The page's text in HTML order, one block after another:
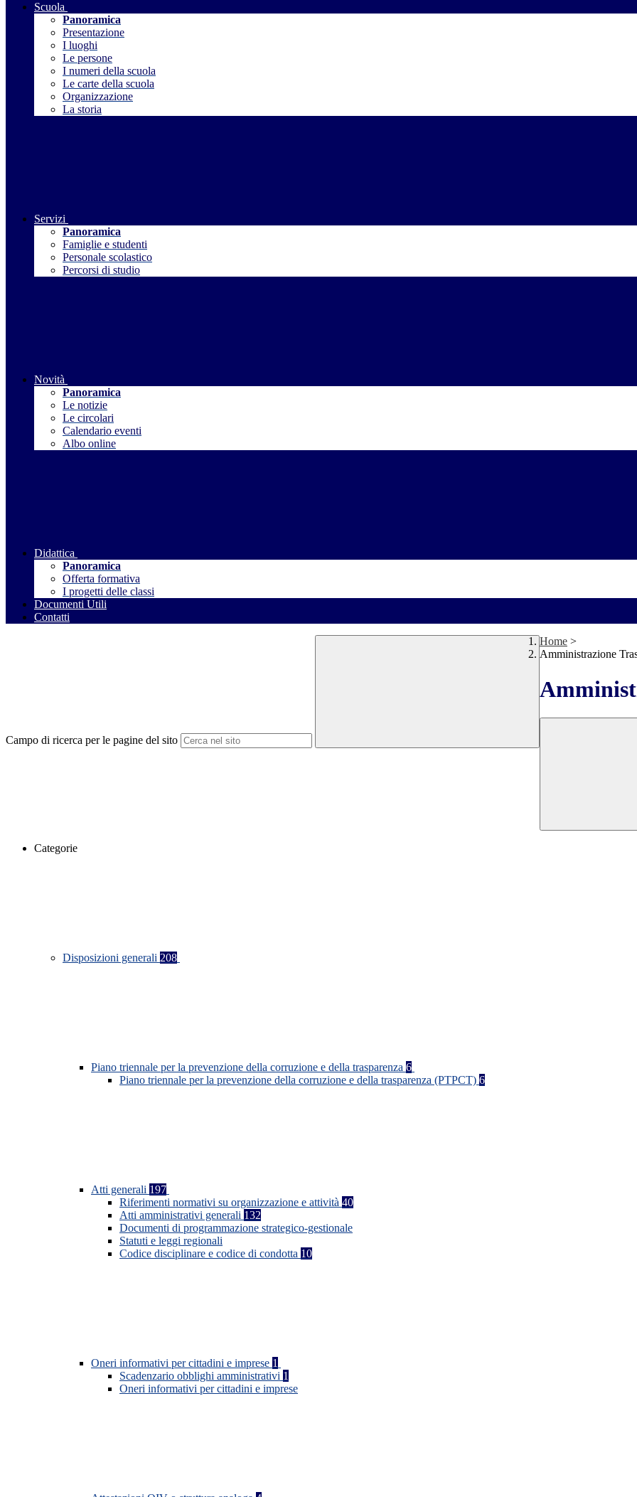
Scuola
Panoramica
Presentazione
I luoghi
Le persone
I numeri della scuola
Le carte della scuola
Organizzazione
La storia
Servizi
Panoramica
Famiglie e studenti
Personale scolastico
Percorsi di studio
Novità
Panoramica
Le notizie
Le circolari
Calendario eventi
Albo online
Didattica
Panoramica
Offerta formativa
I progetti delle classi
Documenti Utili
Contatti
Campo di ricerca per le pagine del sito
Home >
Amministrazione
Categorie
Disposizioni generali 208
Piano triennale per la prevenzione della corruzione e della trasparenza 6
Piano triennale per la prevenzione della corruzione e della trasparenza (PTPCT) 6
Atti generali 197
Riferimenti normativi su organizzazione e attività 40
Atti amministrativi generali 132
Documenti di programmazione strategico-gestionale
Statuti e leggi regionali
Codice disciplinare e codice di condotta 10
Oneri informativi per cittadini e imprese 1
Scadenzario obblighi amministrativi 1
Oneri informativi per cittadini e imprese